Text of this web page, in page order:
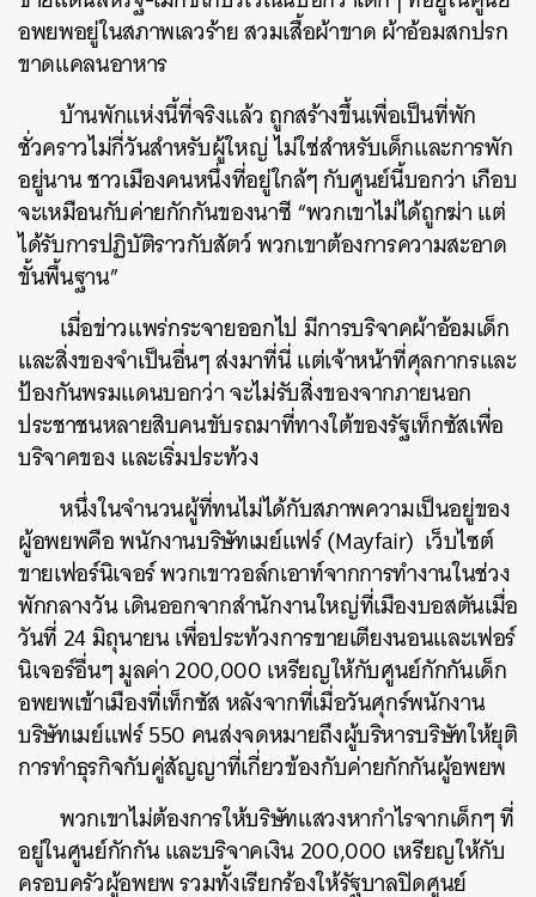
อพยพอยู่ในสภาพเลวร้าย สวมเสื้อผ้าขาด ผ้าอ้อมสกปรก
ขาดแคลนอาหาร
บ้านพักแห่งนี้ที่จริงแล้ว ถูกสร้างขึ้นเพื่อเป็นที่พัก
ชั่วคราวไม่กี่วันสำหรับผู้ใหญ่ ไม่ใช่สำหรับเด็กและการพัก
อยู่นาน ชาวเมืองคนหนึ่งที่อยู่ใกล้ๆ กับศูนย์นี้บอกว่า เกือบ
จะเหมือนกับค่ายกักกันของนาซี “พวกเขาไม่ได้ถูกฆ่า แต่
ได้รับการปฏิบัติราวกับสัตว์ พวกเขาต้องการความสะอาด
ขั้นพื้นฐาน”
เมื่อข่าวแพร่กระจายออกไป มีการบริจาคผ้าอ้อมเด็ก
และสิ่งของจำเป็นอื่นๆ ส่งมาที่นี่ แต่เจ้าหน้าที่ศุลกากรและ
ป้องกันพรมแดนบอกว่า จะไม่รับสิ่งของจากภายนอก
ประชาชนหลายสิบคนขับรถมาที่ทางใต้ของรัฐเท็กซัสเพื่อ
บริจาคของ และเริ่มประท้วง
หนึ่งในจำนวนผู้ที่ทนไม่ได้กับสภาพความเป็นอยู่ของ
ผู้อพยพคือ พนักงานบริษัทเมย์แฟร์ (Mayfair) เว็บไซต์
ขายเฟอร์นิเจอร์ พวกเขาวอล์กเอาท์จากการทำงานในช่วง
พักกลางวัน เดินออกจากสำนักงานใหญ่ที่เมืองบอสตันเมื่อ
วันที่ 24 มิถุนายน เพื่อประท้วงการขายเตียงนอนและเฟอร์
นิเจอร์อื่นๆ มูลค่า 200,000 เหรียญให้กับศูนย์กักกันเด็ก
อพยพเข้าเมืองที่เท็กซัส หลังจากที่เมื่อวันศุกร์พนักงาน
บริษัทเมย์แฟร์ 550 คนส่งจดหมายถึงผู้บริหารบริษัทให้ยุติ
การทำธุรกิจกับคู่สัญญาที่เกี่ยวข้องกับค่ายกักกันผู้อพยพ
พวกเขาไม่ต้องการให้บริษัทแสวงหากำไรจากเด็กๆ ที่
อยู่ในศูนย์กักกัน และบริจาคเงิน 200,000 เหรียญให้กับ
ครอบครัวผู้อพยพ รวมทั้งเรียกร้องให้รัฐบาลปิดศูนย์